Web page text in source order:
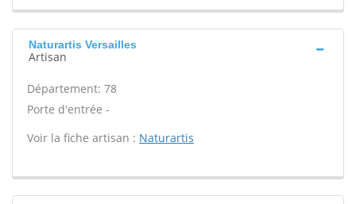
Naturartis Versailles
Artisan
Département: 78
Porte d'entrée -
Voir la fiche artisan : Naturartis